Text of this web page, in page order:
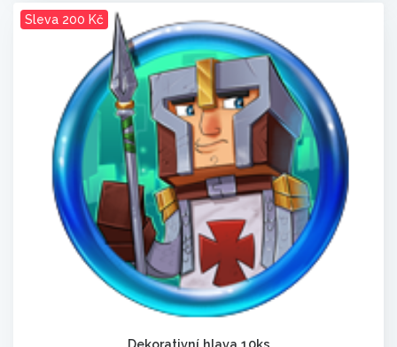
Sleva 200 Kč
Dekorativní hlava 10ks